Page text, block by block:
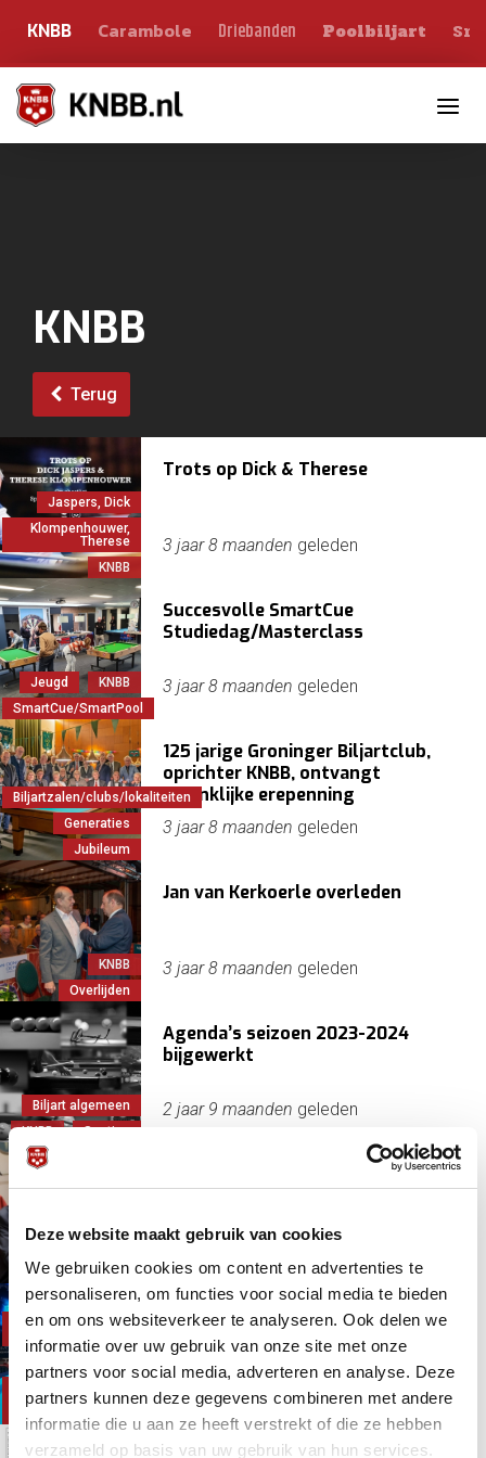
Deze website maakt gebruik van cookies
We gebruiken cookies om content en advertenties te
personaliseren, om functies voor social media te bieden
en om ons websiteverkeer te analyseren. Ook delen we
informatie over uw gebruik van onze site met onze
partners voor social media, adverteren en analyse. Deze
partners kunnen deze gegevens combineren met andere
informatie die u aan ze heeft verstrekt of die ze hebben
verzameld op basis van uw gebruik van hun services.
KNBB Carambole Driebanden Poolbiljart
KNBB
Terug
Jaspers, Dick
Klompenhouwer,
Therese
KNBB
Trots op Dick & Therese
3 jaar 8 maanden geleden
Jeugd
KNBB
SmartCue/SmartPool
Succesvolle SmartCue
Studiedag/Masterclass
3 jaar 8 maanden geleden
Biljartzalen/clubs/lokaliteiten
Generaties
Jubileum
125 jarige Groninger Biljartclub,
oprichter KNBB, ontvangt
koninklijke erepenning
3 jaar 8 maanden geleden
KNBB
Overlijden
Jan van Kerkoerle overleden
3 jaar 8 maanden geleden
Biljart algemeen
KNBB
Secties
Agenda’s seizoen 2023-2024
bijgewerkt
2 jaar 9 maanden geleden
Simonis
Simonis Biljartlakens, Aramith
Biljartballen en KNBB verlengen
3 jaar 9 maanden
Bruijn, Jean Paul
League/Eredivisie
Driebanders dubbelen in eredivisie:
5e en 6e speelronde
3 jaar 9 maandengeleden